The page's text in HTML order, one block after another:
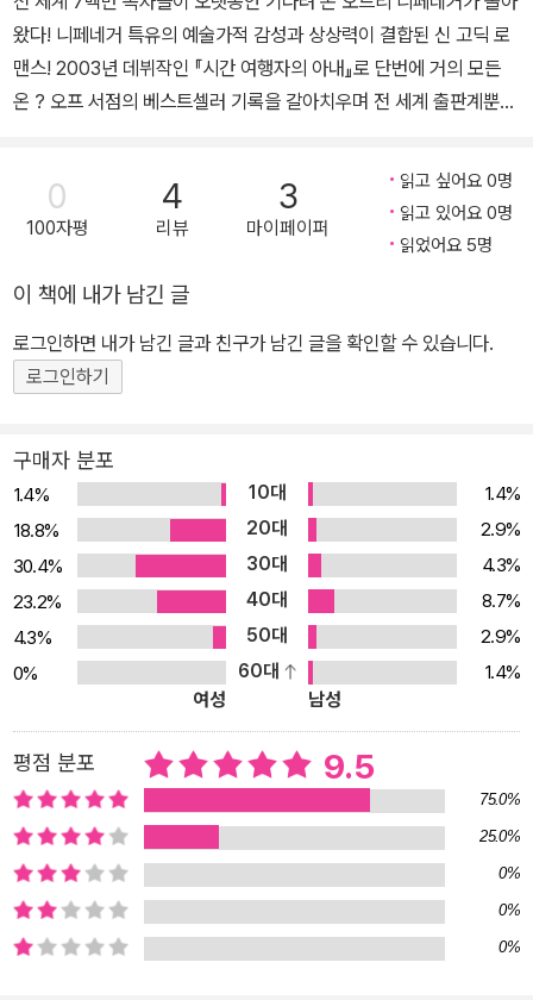
왔다! 니페네거 특유의 예술가적 감성과 상상력이 결합된 신 고딕 로
맨스! 2003년 데뷔작인 『시간 여행자의 아내』로 단번에 거의 모든
온 ? 오프 서점의 베스트셀러 기록을 갈아치우며 전 세계 출판계뿐만
드롬’을 일으켰던 주인공 오드리 니페네거가 6년 만에 신작을 발표했
다. 언제나 다양한 장르를 결합하는 새로운 시도를 하는 니페네거는
이번 신작에서도 런던의 유서 깊은 유적지 하이게이트 묘지공원과 비
운 로맨스를 선보이고 있다. 인간 안에 잠재된 죽음에 대한 두려움의
응축인 묘지는 천부적인 예술가이자 상상력의 대가인 니페네거의 손
을 거쳐 신비스럽고 아름다운 사랑의 숨결이 깃든 경건한 장소로 리
모델링된다. 『내 안에 사는 너』는 지하세계와 음산한 미로를 배경으
집착을 한층 세련되고 설득력 있는 방식으로 버무린 니페네거 스타일
의 새로운 고딕 로맨스다. 그녀는 이번 작품에서 거침없이 사람들의
고정관념과 틀을 파괴하고 어울리지 않을 것 같은 장르들을 조합해
우리가 가진 ‘사랑’의 이미지를 철저히 해부했다. 독특한 캐릭터의 주
인공들이 보여 주는 각기 다른 사랑의 모습은 “역시 니페네거”라는
찬탄이 절로 나오게 한다. 사랑에 강제적인 끝을 가져오는 죽음 앞에
선 연약한 인간들이 가진 근본적인 질문에 대해 그녀는 예술가의 창
조적 감성으로 ‘이런 사랑이 있을 수도 있다’는 답을 제시한다. 삶과
죽음의 경계가 허물어지고 인간과 영혼이 공존하는 세상, 탈이분법적
니페네거식 글쓰기의 매력을 유감없이 보여 주다. 전작인 『시간 여행
자의 아내』에서 오드리 니페네거는 로맨스에 SF 기법을 차용해, 같
은 공간, 같은 시간대를 누리는 평범한 사랑의 소중함과 아름다움을
절절하게 그려냈다. 6년 만의 신작인 『내 안에 사는 너』에서 그녀는
보통사람들이 넘을 수 없는 또 하나의 불가침 영역의 경계를 허물어
뜨림으로써 초현실적이고 탈이분법적인 니페네거식 글쓰기의 독특한
매력을 보여 준다. 전작에서 사랑의 열정을 사그라뜨리는 위협적인
0
100자평
4
리뷰
3
마이페이퍼
읽고 싶어요 0명
읽고 있어요 0명
읽었어요 5명
이 책에 내가 남긴 글
로그인하면 내가 남긴 글과 친구가 남긴 글을 확인할 수 있습니다.
로그인하기
구매자 분포
1.4% 10대
1.4%
18.8%
20대
2.9%
30.4%
30대
4.3%
23.2%
40대
8.7%
4.3%
50대
2.9%
0%
60대
1.4%
여성
남성
평점 분포 9.5
75.0%
25.0%
0%
0%
0%